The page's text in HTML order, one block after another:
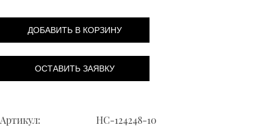
ДОБАВИТЬ В КОРЗИНУ
ОСТАВИТЬ ЗАЯВКУ
Артикул:
НС-124248-10